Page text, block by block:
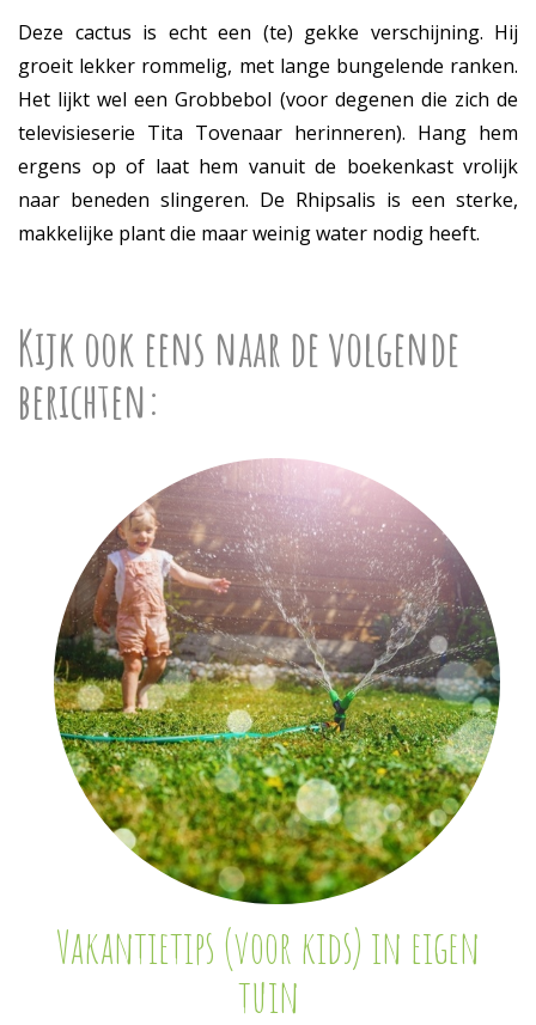
Deze cactus is echt een (te) gekke verschijning. Hij
groeit lekker rommelig, met lange bungelende ranken.
Het lijkt wel een Grobbebol (voor degenen die zich de
televisieserie Tita Tovenaar herinneren). Hang hem
ergens op of laat hem vanuit de boekenkast vrolijk
naar beneden slingeren. De Rhipsalis is een sterke,
makkelijke plant die maar weinig water nodig heeft.
Kijk ook eens naar de volgende
berichten:
Vakantietips (voor kids) in eigen
tuin